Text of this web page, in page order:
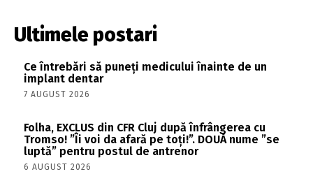
Ultimele postari
Ce întrebări să puneți medicului înainte de un
implant dentar
7 AUGUST 2026
Folha, EXCLUS din CFR Cluj după înfrângerea cu
Tromso! ”Îi voi da afară pe toți!”. DOUĂ nume ”se
luptă” pentru postul de antrenor
6 AUGUST 2026